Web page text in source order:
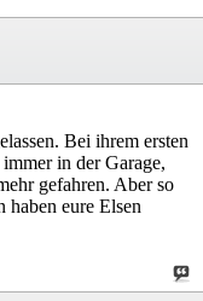
Bei ihrem ersten
in der Garage,
gefahren. Aber so
haben eure Elsen